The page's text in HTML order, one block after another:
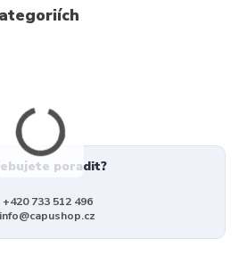
poradit?
+420 733 512 496
info@capushop.cz